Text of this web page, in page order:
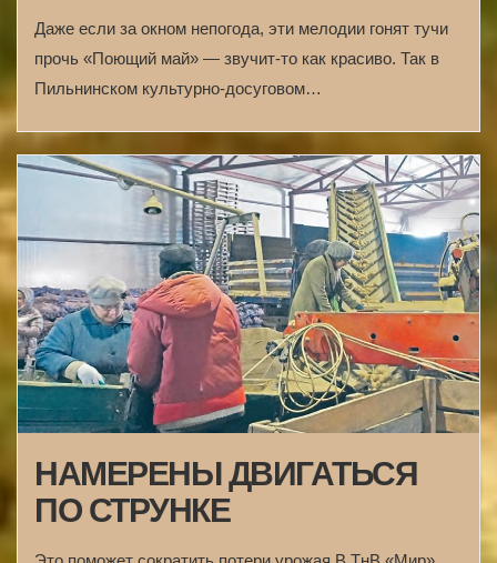
Даже если за окном непогода, эти мелодии гонят тучи
прочь «Поющий май» — звучит-то как красиво. Так в
Пильнинском культурно-досуговом…
НАМЕРЕНЫ ДВИГАТЬСЯ
ПО СТРУНКЕ